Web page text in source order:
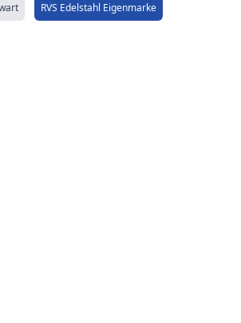
RVS Edelstahl Eigenmarke